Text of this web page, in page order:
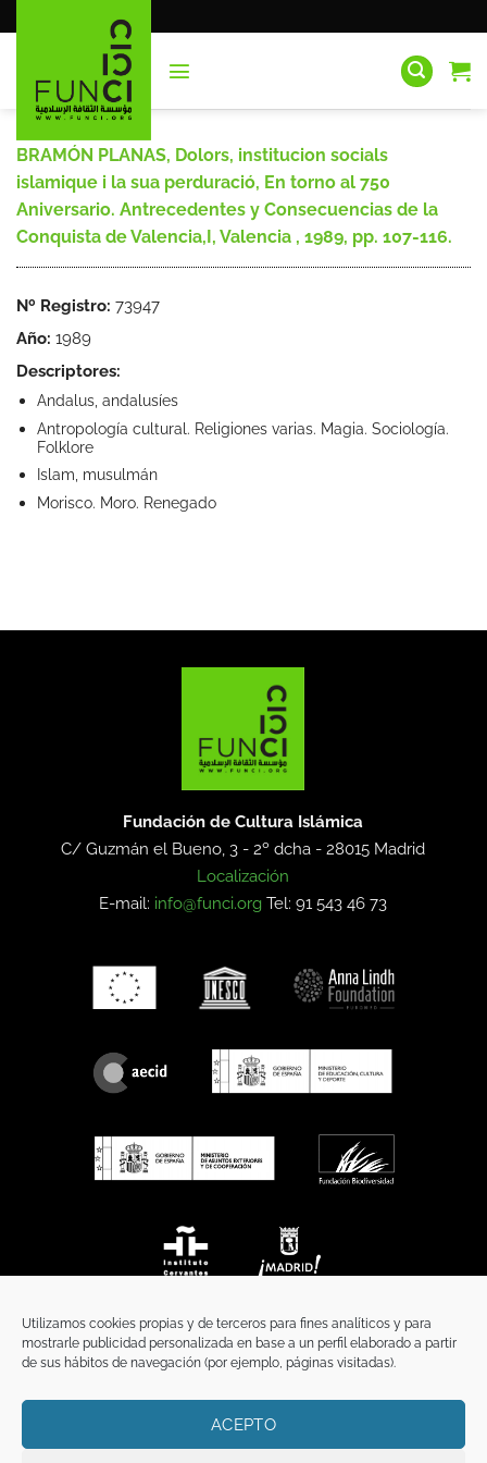
Utilizamos cookies propias y de terceros para fines analíticos y para
mostrarle publicidad personalizada en base a un perfil elaborado a partir
de sus hábitos de navegación (por ejemplo, páginas visitadas).
ACEPTO
al
BRAMÓN PLANAS, Dolors, institucion socials
islamique i la sua perduració, En torno al 750
Aniversario. Antrecedentes y Consecuencias de la
Conquista de Valencia,I, Valencia , 1989, pp. 107-116.
Nº Registro: 73947
Año: 1989
Descriptores:
Andalus, andalusíes
Antropología cultural. Religiones varias. Magia. Sociología.
Folklore
Islam, musulmán
Morisco. Moro. Renegado
Fundación de Cultura Islámica
C/ Guzmán el Bueno, 3 - 2º dcha -28015 Madrid
Localización
E-mail: info@funci.org Tel: 91 543 46 73